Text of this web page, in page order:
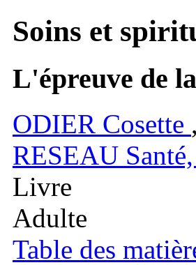
Soins et
L'épreuve de
ODIER Cosette ,
RESEAU
Livre
Adulte
Table des